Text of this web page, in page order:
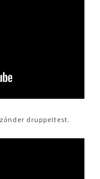
druppeltest.